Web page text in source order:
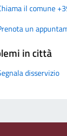
il comune
un
in città
disservizio